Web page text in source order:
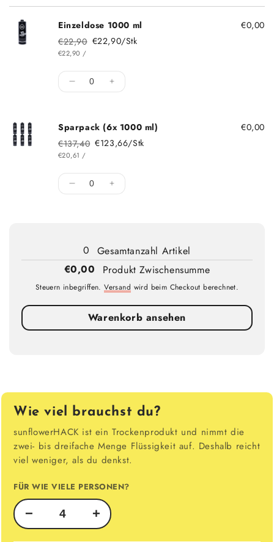
Einzeldose 1000 ml
Normaler Preis
€22,90
Sonderpreis€22,90/Stk
STÜCK
€22,90 /PRO
€0,00
Menge
Menge für Einzeldose 1000 ml verringern
Menge für Einzeldose 1000 ml
Sparpack (6x 1000 ml)
Normaler Preis
€137,40
Sonderpreis€123,66/Stk
STÜCK
€20,61 /PRO
€0,00
Menge
Menge für Sparpack (6x 1000 ml)
Menge für Sparpack (6x 1000
0
Gesamtanzahl Artikel
€0,00
Produkt Zwischensumme
Steuern inbegriffen.Versand wird beim Checkout berechnet.
Warenkorb ansehen
Wie viel brauchst du?
sunflowerHACK ist ein Trockenprodukt und nimmt die
zwei- bis dreifache Menge Flüssigkeit auf. Deshalb reicht
viel weniger, als du denkst.
FÜR WIE VIELE PERSONEN?
− +